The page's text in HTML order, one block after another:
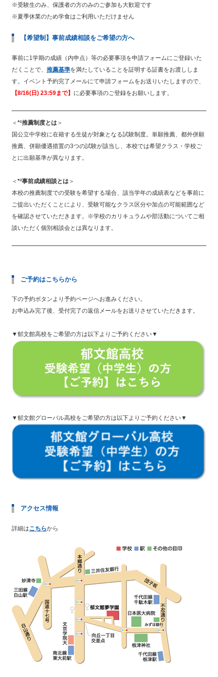
※受験生のみ、保護者の方のみのご参加も大歓迎です
※夏季休業のため学食はご利用いただけません
【希望制】事前成績相談をご希望の方へ
事前に1学期の成績（内申点）等の必要事項を申請フォームにご登録いた
だくことで、 推薦基準を満たしていることを証明する証書をお渡ししま
す。イベント予約完了メールにて申請フォームをお送りいたしますので、
【8/16(日) 23:59まで】 に必要事項のご登録をお願いします。
＜ *¹推薦制度とは＞
国公立中学校に在籍する生徒が対象となる試験制度。単願推薦、都外併願
推薦、併願優遇措置の3つの試験が該当し、本校では希望クラス・学校ご
とに出願基準が異なります。
＜ *²事前成績相談とは＞
本校の推薦制度での受験を希望する場合、該当学年の成績表などを事前に
ご提出いただくことにより、受験可能なクラス区分や加点の可能範囲など
を確認させていただきます。※学校のカリキュラムや部活動についてご相
談いただく個別相談会とは異なります。
ご予約はこちらから
下の予約ボタンより予約ページへお進みください。
お申込み完了後、受付完了の返信メールをお送りさせていただきます。
▼郁文館高校をご希望の方は以下よりご予約ください▼
▼郁文館グローバル高校をご希望の方は以下よりご予約ください▼
アクセス情報
詳細はこちらから